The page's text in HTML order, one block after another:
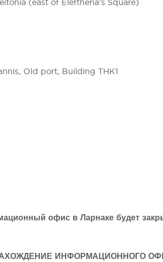
(east of Eleftheria’s Square)
Old port, Building THK1
офис в Ларнаке будет
ИНФОРМАЦИОННОГО